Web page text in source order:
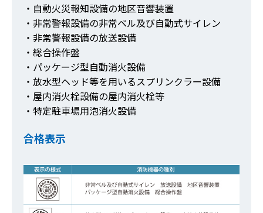
・自動火災報知設備の地区音響装置
・非常警報設備の非常ベル及び自動式サイレン
・非常警報設備の放送設備
・総合操作盤
・パッケージ型自動消火設備
・放水型ヘッド等を用いるスプリンクラー設備
・屋内消火栓設備の屋内消火栓等
・特定駐車場用泡消火設備
合格表示